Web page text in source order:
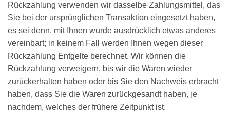
Rückzahlung verwenden wir dasselbe Zahlungsmittel, das
Sie bei der ursprünglichen Transaktion eingesetzt haben,
es sei denn, mit Ihnen wurde ausdrücklich etwas anderes
vereinbart; in keinem Fall werden Ihnen wegen dieser
Rückzahlung Entgelte berechnet. Wir können die
Rückzahlung verweigern, bis wir die Waren wieder
zurückerhalten haben oder bis Sie den Nachweis erbracht
haben, dass Sie die Waren zurückgesandt haben, je
nachdem, welches der frühere Zeitpunkt ist.